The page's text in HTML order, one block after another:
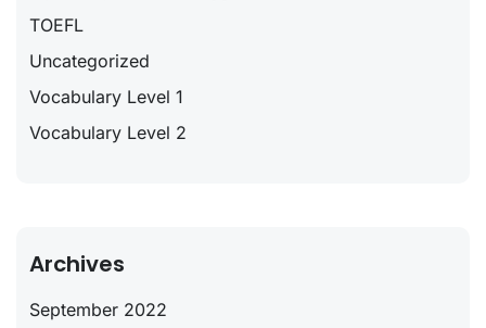
TOEFL
Uncategorized
Vocabulary Level 1
Vocabulary Level 2
Archives
September 2022